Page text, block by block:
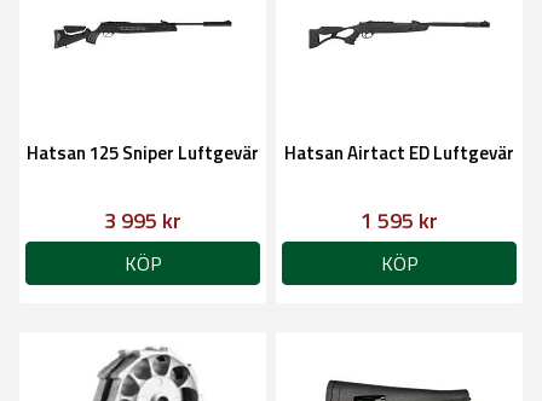
Hatsan 125 Sniper Luftgevär
3 995 kr
KÖP
Hatsan Airtact ED Luftgevär
1 595 kr
KÖP